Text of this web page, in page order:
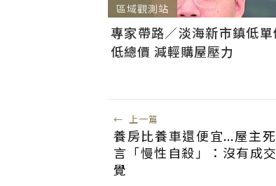
區域觀測站
專家帶路／淡海新市鎮低單
低總價 減輕購屋壓力
← 上一篇
養房比養車還便宜...屋主
言「慢性自殺」：沒有成
覺